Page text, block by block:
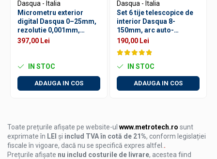
Testare Tuburi: Include nicovala sferica speciala
pentru masurarea peretilor curbi sau a grosimii
tuburilor.
Acest micrometru este soluția ideală pentru ateliere,
laboratoare sau procese industriale unde precizia este
esențială.
Dasqua - Italia
Micrometru exterior
digital Dasqua 0–25mm,
rezolutie 0,001mm,
precizie +/-0,003mm,
397,00 Lei
IN STOC
ADAUGA IN COS
Dasqua - Italia
Set 6 tije telescopice de
interior Dasqua 8-
150mm, arc auto-
centrare, crom satinat
190,00 Lei
IN STOC
ADAUGA IN COS
Toate prețurile afișate pe website-ul www.metrotech.ro sunt
exprimate în LEI și includ TVA în cotă de 21%, conform legislației
fiscale în vigoare, dacă nu se specifică expres altfel. .
Prețurile afișate nu includ costurile de livrare, acestea fiind